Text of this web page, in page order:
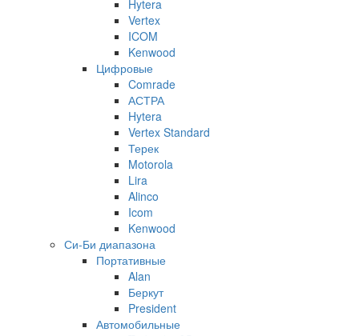
Hytera
Vertex
ICOM
Kenwood
Цифровые
Comrade
АСТРА
Hytera
Vertex Standard
Терек
Motorola
Lira
Alinco
Icom
Kenwood
Си-Би диапазона
Портативные
Alan
Беркут
President
Автомобильные